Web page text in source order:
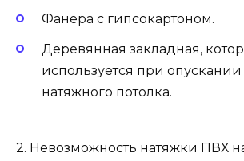
Фанера с гипсокартоном.
Деревянная закладная,
используется при
натяжного потолка.
2. Невозможность натяжки ПВХ